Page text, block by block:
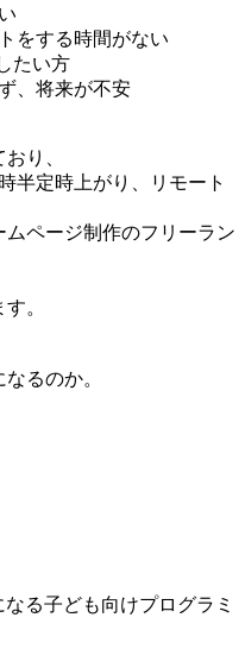
をする時間がない
たい方
、将来が不安
り、
半定時上がり、リモート
ページ制作のフリーラン
。
るのか。
る子ども向けプログラミ